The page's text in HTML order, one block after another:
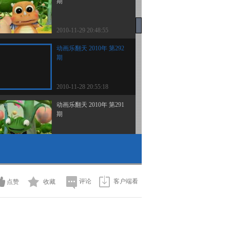
2010-11-29 20:48:55
动画乐翻天 2010年 第292
期
2010-11-28 20:55:18
动画乐翻天 2010年 第291
期
2010-11-26 20:56:15
点赞 收藏 评论 客户端看